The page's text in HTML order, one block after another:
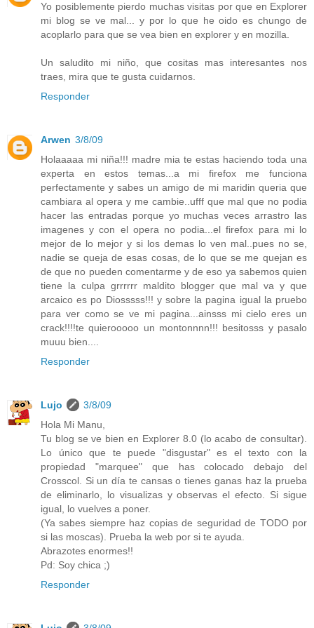
Yo posiblemente pierdo muchas visitas por que en Explorer
mi blog se ve mal... y por lo que he oido es chungo de
acoplarlo para que se vea bien en explorer y en mozilla.
Un saludito mi niño, que cositas mas interesantes nos
traes, mira que te gusta cuidarnos.
Responder
Arwen 3/8/09
Holaaaaa mi niña!!! madre mia te estas haciendo toda una
experta en estos temas...a mi firefox me funciona
perfectamente y sabes un amigo de mi maridin queria que
cambiara al opera y me cambie..ufff que mal que no podia
hacer las entradas porque yo muchas veces arrastro las
imagenes y con el opera no podia...el firefox para mi lo
mejor de lo mejor y si los demas lo ven mal..pues no se,
nadie se queja de esas cosas, de lo que se me quejan es
de que no pueden comentarme y de eso ya sabemos quien
tiene la culpa grrrrrr maldito blogger que mal va y que
arcaico es po Diosssss!!! y sobre la pagina igual la pruebo
para ver como se ve mi pagina...ainsss mi cielo eres un
crack!!!!te quierooooo un montonnnn!!! besitosss y pasalo
muuu bien....
Responder
Lujo
3/8/09
Hola Mi Manu,
Tu blog se ve bien en Explorer 8.0 (lo acabo de consultar).
Lo único que te puede "disgustar" es el texto con la
propiedad "marquee" que has colocado debajo del
Crosscol. Si un día te cansas o tienes ganas haz la prueba
de eliminarlo, lo visualizas y observas el efecto. Si sigue
igual, lo vuelves a poner.
(Ya sabes siempre haz copias de seguridad de TODO por
si las moscas). Prueba la web por si te ayuda.
Abrazotes enormes!!
Pd: Soy chica ;)
Responder